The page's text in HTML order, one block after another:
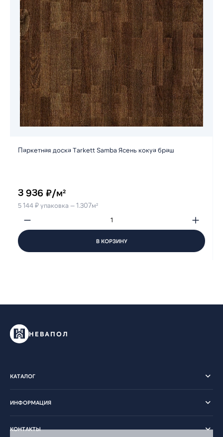
Паркетная доска Tarkett Samba Ясень кокуа браш
3 936 ₽/м²
5 144 ₽ упаковка — 1.307м²
В КОРЗИНУ
НЕВАПОЛ
КАТАЛОГ
ИНФОРМАЦИЯ
КОНТАКТЫ